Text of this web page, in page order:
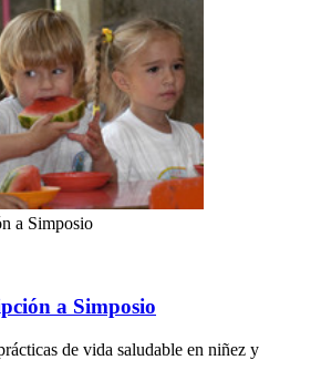
a Simposio
a Simposio
de vida saludable en niñez y